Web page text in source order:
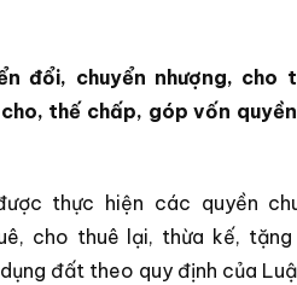
đổi, chuyển nhượng, cho
thế chấp, góp vốn
thực hiện các quyền
cho thuê lại, thừa kế,
đất theo quy định của